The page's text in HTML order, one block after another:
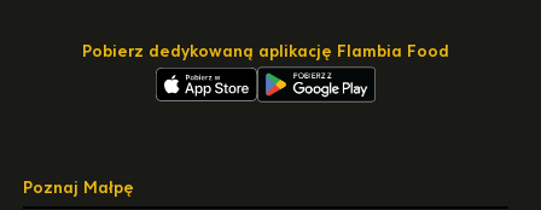
Pobierz dedykowaną aplikację Flambia Food
Poznaj Małpę